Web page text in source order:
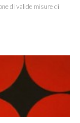
di valide misure di